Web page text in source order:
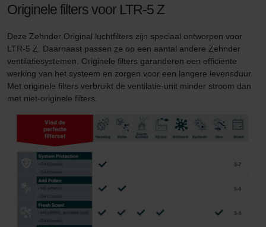
Originele filters voor LTR-5 Z
Deze Zehnder Original luchtfilters zijn speciaal ontworpen voor
LTR-5 Z. Daarnaast passen ze op een aantal andere Zehnder
ventilatiesystemen. Originele filters garanderen een efficiënte
werking van het systeem en zorgen voor een langere levensduur.
Met originele filters verbruikt de ventilatie-unit minder stroom dan
met niet-originele filters.